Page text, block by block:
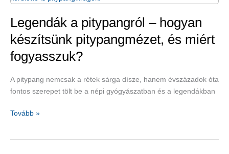
a
prosztata
egészségére
–
tökmagolajos
túrókrémrecepttel
Legendák a pitypangról – hogyan
készítsünk pitypangmézet, és miért
fogyasszuk?
A pitypang nemcsak a rétek sárga dísze, hanem évszázadok óta
fontos szerepet tölt be a népi gyógyászatban és a legendákban
Legendák
Tovább »